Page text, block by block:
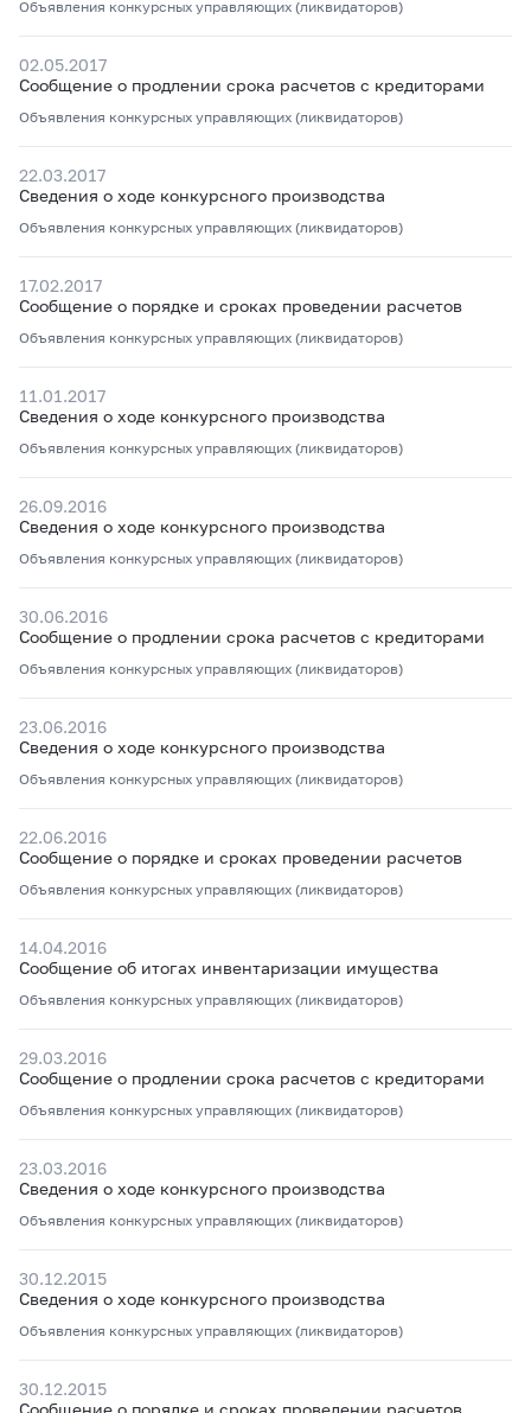
Объявления конкурсных управляющих (ликвидаторов)
02.05.2017
Сообщение о продлении срока расчетов с кредиторами
Объявления конкурсных управляющих (ликвидаторов)
22.03.2017
Сведения о ходе конкурсного производства
Объявления конкурсных управляющих (ликвидаторов)
17.02.2017
Сообщение о порядке и сроках проведении расчетов
Объявления конкурсных управляющих (ликвидаторов)
11.01.2017
Сведения о ходе конкурсного производства
Объявления конкурсных управляющих (ликвидаторов)
26.09.2016
Сведения о ходе конкурсного производства
Объявления конкурсных управляющих (ликвидаторов)
30.06.2016
Сообщение о продлении срока расчетов с кредиторами
Объявления конкурсных управляющих (ликвидаторов)
23.06.2016
Сведения о ходе конкурсного производства
Объявления конкурсных управляющих (ликвидаторов)
22.06.2016
Сообщение о порядке и сроках проведении расчетов
Объявления конкурсных управляющих (ликвидаторов)
14.04.2016
Сообщение об итогах инвентаризации имущества
Объявления конкурсных управляющих (ликвидаторов)
29.03.2016
Сообщение о продлении срока расчетов с кредиторами
Объявления конкурсных управляющих (ликвидаторов)
23.03.2016
Сведения о ходе конкурсного производства
Объявления конкурсных управляющих (ликвидаторов)
30.12.2015
Сведения о ходе конкурсного производства
Объявления конкурсных управляющих (ликвидаторов)
30.12.2015
Сообщение о порядке и сроках проведении расчетов